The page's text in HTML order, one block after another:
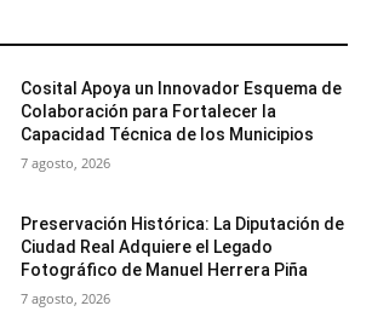
Cosital Apoya un Innovador Esquema de
Colaboración para Fortalecer la
Capacidad Técnica de los Municipios
7 agosto, 2026
Preservación Histórica: La Diputación de
Ciudad Real Adquiere el Legado
Fotográfico de Manuel Herrera Piña
7 agosto, 2026